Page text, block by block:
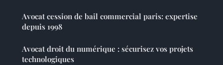
Avocat cession de bail commercial paris: expertise
depuis 1998
Avocat droit du numérique : sécurisez vos projets
technologiques